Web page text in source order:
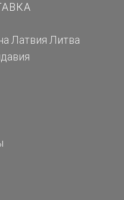
Латвия Литва